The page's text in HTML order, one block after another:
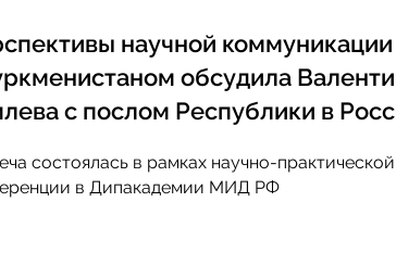
научной коммуникации
обсудила
с послом Республики в
состоялась в рамках научно-практической
в Дипакадемии МИД РФ
Событие
Август 3: Конференция
диалоги – 2026»:
путь растет, но России